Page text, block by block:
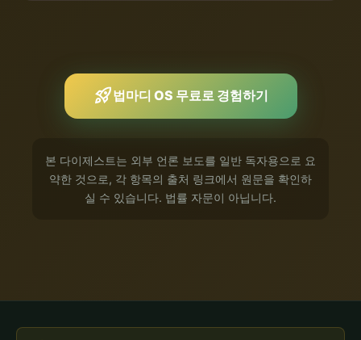
rocket_launch법마디 OS 무료로 경험하기
본 다이제스트는 외부 언론 보도를 일반 독자용으로 요
약한 것으로, 각 항목의 출처 링크에서 원문을 확인하
실 수 있습니다. 법률 자문이 아닙니다.